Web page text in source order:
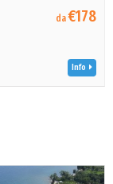
da€178
Info